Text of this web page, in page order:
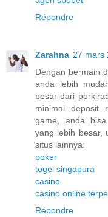
Répondre
Zarahna 27 mars
Dengan bermain
anda lebih
besar dari
minimal deposit
game, anda
yang lebih besar,
situs lainnya:
poker
togel singapura
casino
casino online
Répondre